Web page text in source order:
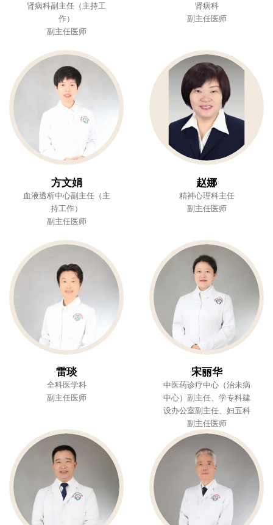
肾病科副主任（主持工
作）
副主任医师
肾病科
副主任医师
方文娟
血液透析中心副主任（主
持工作）
副主任医师
赵娜
精神心理科主任
副主任医师
雷琰
全科医学科
副主任医师
宋丽华
中医药诊疗中心（治未病
中心）副主任、学专科建
设办公室副主任、妇五科
副主任医师